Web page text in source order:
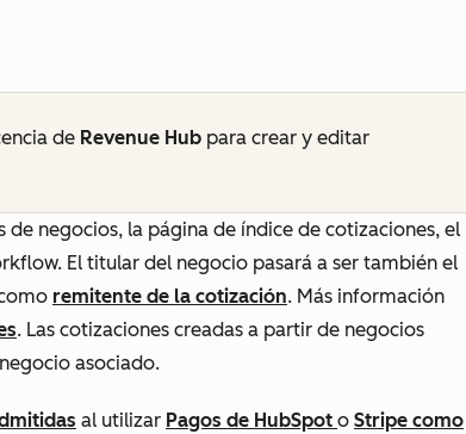
de Revenue Hub para crear y editar
negocios, la página de índice de cotizaciones, el
El titular del negocio pasará a ser también el
remitente de la cotización. Más información
. Las cotizaciones creadas a partir de negocios
asociado.
al utilizar Pagos de HubSpot o Stripe como